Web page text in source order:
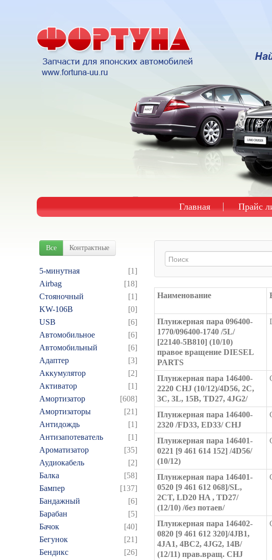
Главная Прайс
Все Контрактные
5-минутная
[1]
Airbag
[18]
Cтояночный
[1]
KW-106B
[0]
USB
[6]
Автомобильное
[6]
Автомобильный
[6]
Адаптер
[3]
Аккумулятор
[2]
Активатор
[1]
Амортизатор
[608]
Амортизаторы
[21]
Антидождь
[1]
Антизапотеватель
[1]
Ароматизатор
[35]
Аудиокабель
[2]
Балка
[58]
Бампер
[137]
Бандажный
[6]
Барабан
[5]
Бачок
[40]
Бегунок
[21]
Бендикс
[26]
Наименование
Плунжерная пара 096400-
1770/096400-1740 /5L/
[22140-5B810] (10/10)
правое вращение DIESEL
PARTS
Плунжерная пара 146400-
2220 CHJ (10/12)/4D56, 2C,
3C, 3L, 15B, TD27, 4JG2/
Плунжерная пара 146400-
2320 /FD33, ED33/ CHJ
Плунжерная пара 146401-
0221 [9 461 614 152] /4D56/
(10/12)
Плунжерная пара 146401-
0520 [9 461 612 068]/SL,
2CT, LD20 HA , TD27/
(12/10) /без потаев/
Плунжерная пара 146402-
0820 [9 461 612 320]/4JB1,
4JA1, 4BC2, 4JG2, 14B/
(12/11) прав.вращ. CHJ